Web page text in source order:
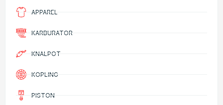
APPAREL
KARBURATOR
KNALPOT
KOPLING
PISTON